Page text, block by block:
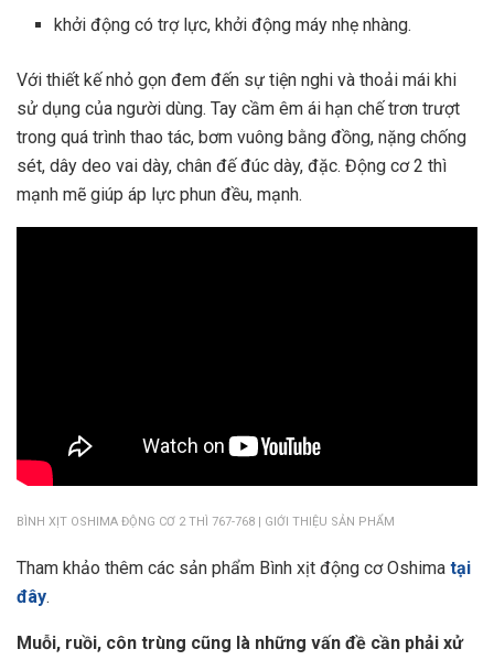
khởi động có trợ lực, khởi động máy nhẹ nhàng.
Với thiết kế nhỏ gọn đem đến sự tiện nghi và thoải mái khi
sử dụng của người dùng. Tay cầm êm ái hạn chế trơn trượt
trong quá trình thao tác, bơm vuông bằng đồng, nặng chống
sét, dây deo vai dày, chân đế đúc dày, đặc. Động cơ 2 thì
mạnh mẽ giúp áp lực phun đều, mạnh.
BÌNH XỊT OSHIMA ĐỘNG CƠ 2 THÌ 767-768 | GIỚI THIỆU SẢN PHẨM
Tham khảo thêm các sản phẩm Bình xịt động cơ Oshima tại
đây.
Muỗi, ruồi, côn trùng cũng là những vấn đề cần phải xử